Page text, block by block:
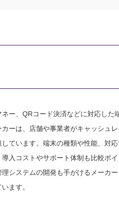
ー、QRコード決済などに対応した
ーは、店舗や事業者がキャッシュ
ています。端末の種類や性能、対
入コストやサポート体制も比較ポイ
システムの開発も手がけるメーカ
ます。